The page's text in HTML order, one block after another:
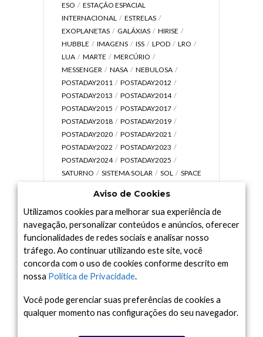
ESO
ESTAÇÃO ESPACIAL
INTERNACIONAL
ESTRELAS
EXOPLANETAS
GALÁXIAS
HIRISE
HUBBLE
IMAGENS ISS LPOD
LRO
LUA
MARTE
MERCÚRIO
MESSENGER
NASA
NEBULOSA
POSTADAY2011
POSTADAY2012
POSTADAY2013
POSTADAY2014
POSTADAY2015
POSTADAY2017
POSTADAY2018
POSTADAY2019
POSTADAY2020
POSTADAY2021
POSTADAY2022
POSTADAY2023
POSTADAY2024
POSTADAY2025
SATURNO
SISTEMA SOLAR SOL
SPACE
UNIVERSO
VÍDEO
Arquivo
Arquivo
Aviso de Cookies
Utilizamos cookies para melhorar sua experiência de
navegação, personalizar conteúdos e anúncios, oferecer
funcionalidades de redes sociais e analisar nosso
tráfego. Ao continuar utilizando este site, você
concorda com o uso de cookies conforme descrito em
nossa Política de Privacidade.
Você pode gerenciar suas preferências de cookies a
qualquer momento nas configurações do seu navegador.